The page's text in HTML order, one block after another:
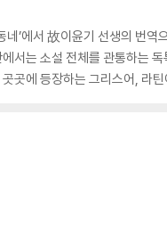
’에서 故이윤기 선생의 번
서는 소설 전체를 관통하는
곳에 등장하는 그리스어, 라